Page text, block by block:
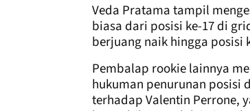
Veda Pratama tampil
biasa dari posisi ke-17 di
berjuang naik hingga posisi
Pembalap rookie lainnya
hukuman penurunan posisi
terhadap Valentin Perrone,